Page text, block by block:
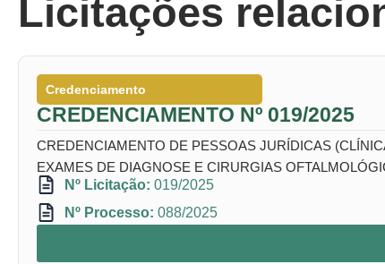
Licitações
Credenciamento
CREDENCIAMENTO Nº 019/2025
CREDENCIAMENTO DE PESSOAS JURÍDICAS
EXAMES DE DIAGNOSE E CIRURGIAS
Nº Licitação: 019/2025
Nº Processo: 088/2025